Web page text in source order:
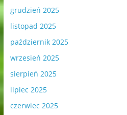
grudzień 2025
listopad 2025
październik 2025
wrzesień 2025
sierpień 2025
lipiec 2025
czerwiec 2025